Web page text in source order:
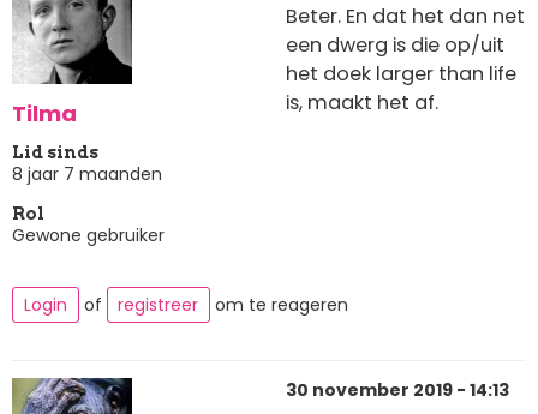
Tilma
Lid sinds
8 jaar 7 maanden
Rol
Gewone gebruiker
Beter. En dat het dan net
een dwerg is die op/uit
het doek larger than life
is, maakt het af.
Login of registreer om te reageren
30 november 2019 - 14:13